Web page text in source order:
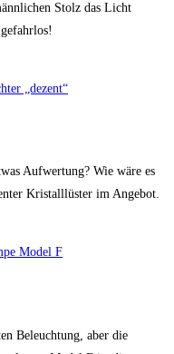
Stolz das Licht
Aufwertung? Wie wäre es
Kristalllüster im Angebot.
Beleuchtung, aber die